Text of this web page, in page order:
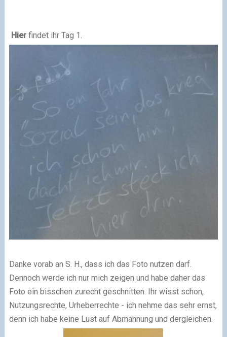
Hierfindet ihr Tag 1.
Danke vorab an S. H., dass ich das Foto nutzen darf.
Dennoch werde ich nur mich zeigen und habe daher das
Foto ein bisschen zurecht geschnitten. Ihr wisst schon,
Nutzungsrechte, Urheberrechte - ich nehme das sehr ernst,
denn ich habe keine Lust auf Abmahnung und dergleichen.